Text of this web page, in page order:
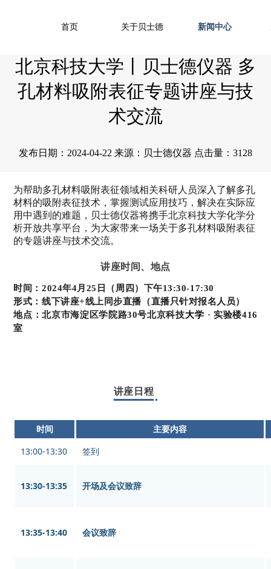
首页 关于贝士德 新闻中心
北京科技大学丨贝士德仪器 多
孔材料吸附表征专题讲座与技
术交流
发布日期：2024-04-22 来源：贝士德仪器 点击量：3128
为帮助多孔材料吸附表征领域相关科研人员深入了解多孔
材料的吸附表征技术，掌握测试应用技巧，解决在实际应
用中遇到的难题，贝士德仪器将携手北京科技大学化学分
析开放共享平台 ，为大家带来一场关于多孔材料吸附表征
的专题讲座与技术交流。
讲座时间、地点
时间：2024年4月25日（周四）下午13:30-17:30
形式：线下讲座+线上同步直播（直播只针对报名人员）
地点：北京市海淀区学院路30号北京科技大学 · 实验楼416
室
讲座日程
时间
主要内容
13:00-13:30
签到
13:30-13:35 开场及会议致辞
13:35-13:40 会议致辞